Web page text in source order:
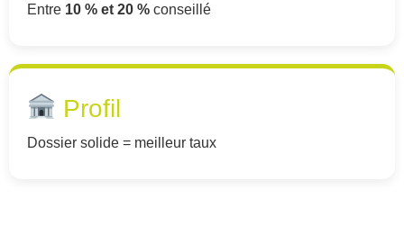
Entre 10 % et 20 % conseillé
Profil
Dossier solide = meilleur taux